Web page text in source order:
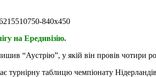
на Ередивізію.
“Аустрію”, у якій він провів чотири
турнірну таблицю чемпіонату